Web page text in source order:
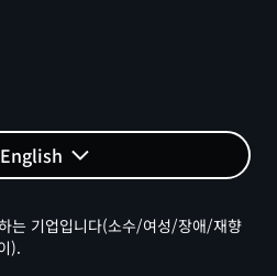
English
는 기업입니다(소수/여성/장애/재향
).